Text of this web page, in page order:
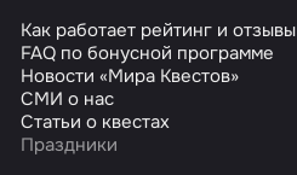
Как работает рейтинг и отзывы
FAQ по бонусной программе
Новости «Мира Квестов»
СМИ о нас
Статьи о квестах
Праздники